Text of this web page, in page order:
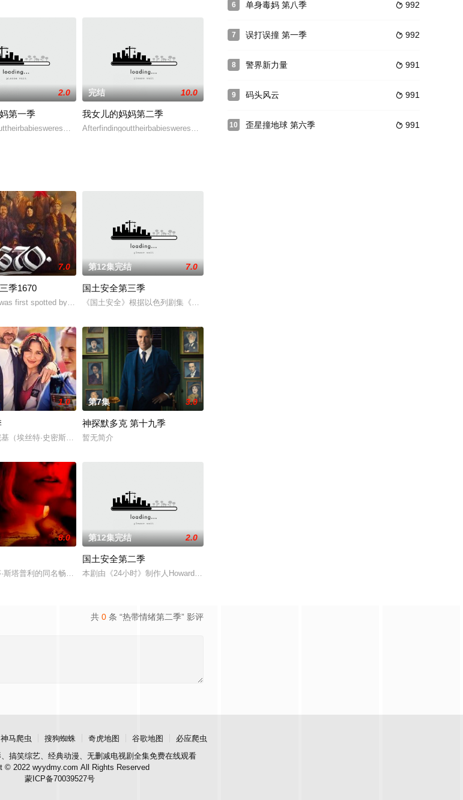
发，现定於美国时间
魂把书中的虚构人物释放到现实世界时，四个孩子因此组合起来为鬼魂解决各种未了之事。
2.0
第一季
完结 10.0
我女儿的妈妈第二季
Afterfindingouttheirbabieswereswitchedatbirth,twowomendevelopaplantoadjusttot
加盟BBC剧《细斧SmallAx
情报官员的身份在别国首都开展工作的情况：她如何招募情报线人，如何与外国政府打交道，如何与支援团
7.0
季1670
first spotted by the account Kino Alert PL after they noted t
第12集完结 7.0
国土安全第三季
《国土安全》根据以色列剧集《Hatufim》(Kidnapped)改编，但其与原版差别巨大，前者仅仅是沿袭了后者最
外祖父在加拿大的一座岛屿。于是她前往加拿大度过了一个夏天。在那里
直，但他们的计划螺旋成谋杀，她被困在执法，毒枭，和无情的家庭教师协会的母亲。
1.0
（埃丝特·史密斯饰）和杰森（拉菲·斯波饰）要应对普林塞斯（斯嘉丽·雷纳饰）和泰勒（库珀·特纳饰）的生母凯特（夏洛特·莱利饰
第7集 3.0
神探默多克 第十九季
暂无简介
：执教一支乙级联赛的女子足球队。在这一季里，Ted和球队学着“先做了再说”，把握他们从未设想过的机
8.0
斯塔普利的同名畅销小说，讲述专业骗子“幸运儿”露西（安雅·泰勒-乔伊 饰）在一次数百万美元的劫案发生意外后，被迫踏上逃亡之
第12集完结 2.0
国土安全第二季
本剧由《24小时》制作人Howard Gordon和Alex Gansa联手打造，前《嗜血判官（Dexter）》剧集运作人Chip
共 0 条 “热带情绪第二季” 影评
6  992
单身毒妈 第八季
7  992
误打误撞 第一季
8  991
警界新力量
9  991
码头风云
10  991
歪星撞地球 第六季
神马爬虫 搜狗蜘蛛 奇虎地图 谷歌地图
必应爬虫
搞笑综艺、经典动漫、无删减电视剧全集免费在线观看
© 2022 wyydmy.com All Rights Reserved
蒙ICP备70039527号